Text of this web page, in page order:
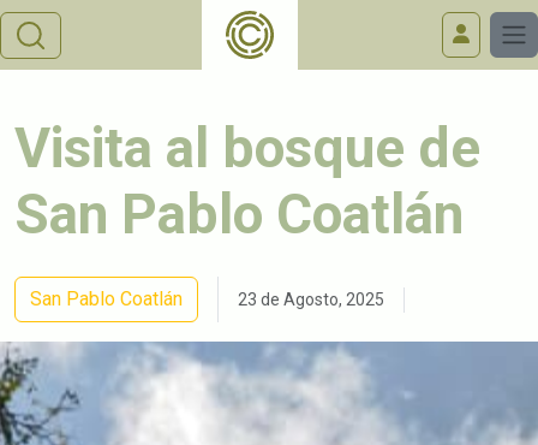
Visita al bosque de
San Pablo Coatlán
San Pablo Coatlán 23 de Agosto, 2025